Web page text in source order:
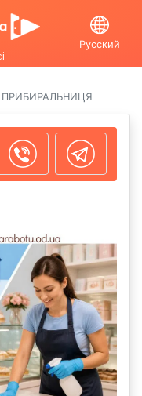
Русский
ПРИБИРАЛЬНИЦЯ